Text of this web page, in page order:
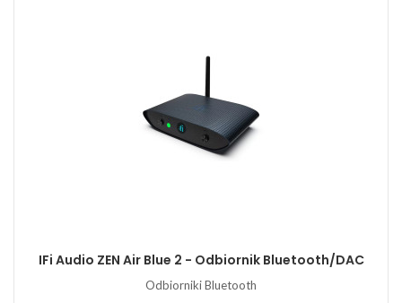
IFi Audio ZEN Air Blue 2 - Odbiornik Bluetooth/DAC
Odbiorniki Bluetooth